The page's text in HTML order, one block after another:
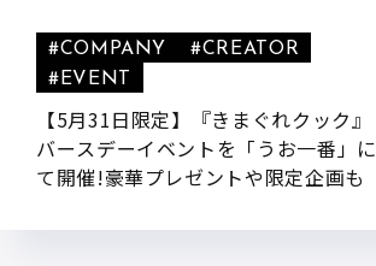
【5月31日限定】『きまぐれクック』
バースデーイベントを「うお一番」に
て開催!豪華プレゼントや限定企画も
#COMPANY
#CREATOR
#EVENT